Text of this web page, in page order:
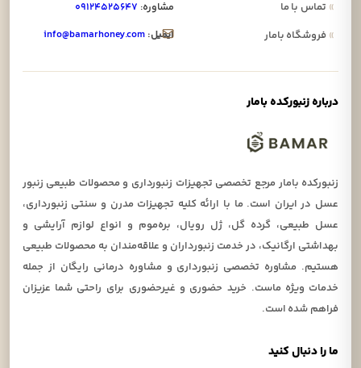
ما را دنبال کنید
»تماس با ما
»فروشگاه بامار
مشاوره: ۰۹۱۲۴۵۲۵۶۴۷
ایمیل: info@bamarhoney.com
درباره زنبورکده بامار
زنبورکده بامار مرجع تخصصی تجهیزات زنبورداری و محصولات طبیعی زنبور
عسل در ایران است. ما با ارائه کلیه تجهیزات مدرن و سنتی زنبورداری،
عسل طبیعی، گرده گل، ژل رویال، بره‌موم و انواع لوازم آرایشی و
بهداشتی ارگانیک، در خدمت زنبورداران و علاقه‌مندان به محصولات طبیعی
هستیم. مشاوره تخصصی زنبورداری و مشاوره درمانی رایگان از جمله
خدمات ویژه ماست. خرید حضوری و غیرحضوری برای راحتی شما عزیزان
فراهم شده است.